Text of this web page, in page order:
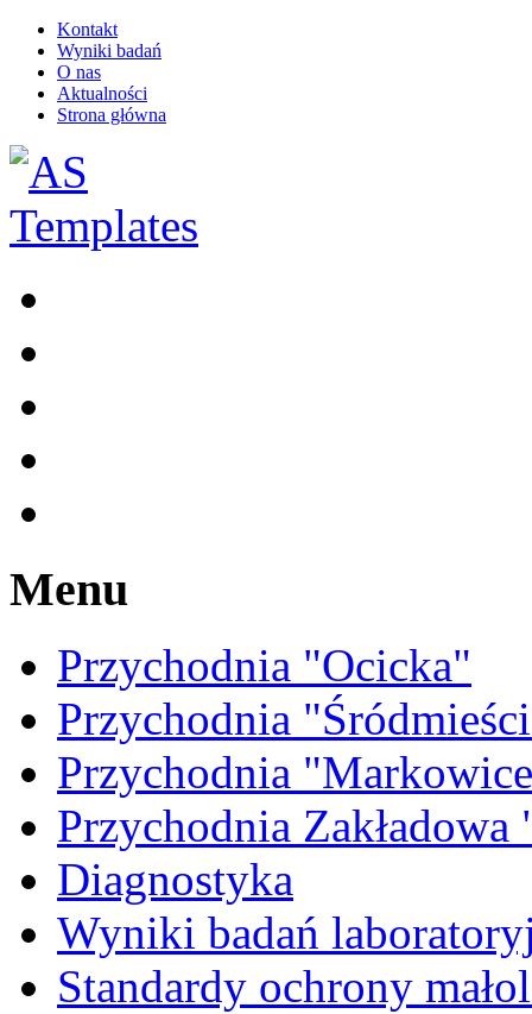
Kontakt
Wyniki badań
O nas
Aktualności
Strona główna
Menu
Przychodnia "Ocicka"
Przychodnia
Przychodnia
Przychodnia
Diagnostyka
Wyniki badań
Standardy ochrony